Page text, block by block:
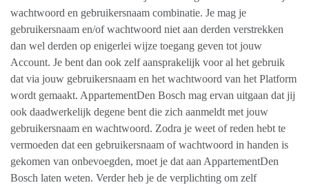
wachtwoord en gebruikersnaam combinatie. Je mag je
gebruikersnaam en/of wachtwoord niet aan derden verstrekken
dan wel derden op enigerlei wijze toegang geven tot jouw
Account. Je bent dan ook zelf aansprakelijk voor al het gebruik
dat via jouw gebruikersnaam en het wachtwoord van het Platform
wordt gemaakt. AppartementDen Bosch mag ervan uitgaan dat jij
ook daadwerkelijk degene bent die zich aanmeldt met jouw
gebruikersnaam en wachtwoord. Zodra je weet of reden hebt te
vermoeden dat een gebruikersnaam of wachtwoord in handen is
gekomen van onbevoegden, moet je dat aan AppartementDen
Bosch laten weten. Verder heb je de verplichting om zelf